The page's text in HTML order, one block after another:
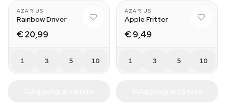
AZARIUS
Rainbow Driver
€ 20,99
1 3 5 10
AZARIUS
Apple Fritter
€ 9,49
1 3 5 10